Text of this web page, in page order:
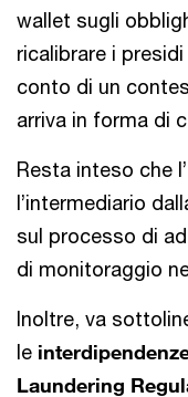
wallet sugli
ricalibrare i
conto di un
arriva in forma di
Resta inteso che
l’intermediario
sul processo di
di monitoraggio
Inoltre, va
le
Laundering